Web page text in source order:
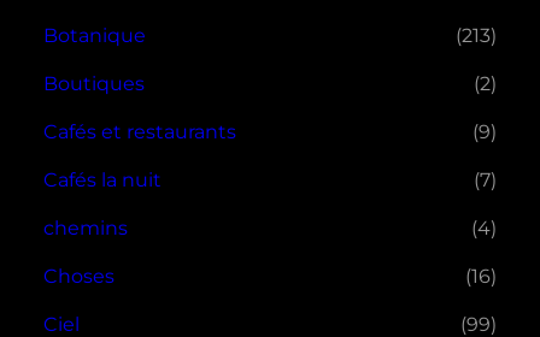
Botanique (213)
Boutiques (2)
Cafés et restaurants (9)
Cafés la nuit (7)
chemins (4)
Choses (16)
Ciel (99)